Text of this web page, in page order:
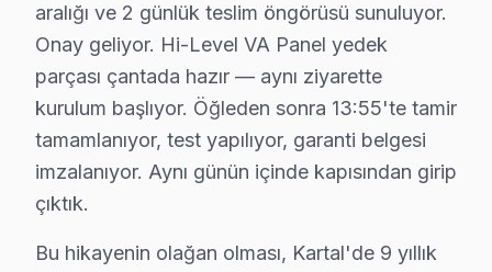
• Kartal'de Güç Sorunları: Kırmızı ışık yanıp
• Kartal'de Ses Arızaları: Hoparlör bozukluğu, ses
• Kartal'de Kart Arızaları: T-Con kartı, power
• Kartal'de Yazılım Sorunları: Uygulama açılmıyor,
• Kartal'de Bağlantı Sorunları: HDMI algılanmıyor,
Chip-level tamir kapasitemizle Kartal'deki Hi-Level
Hi-Level TV İçin Kartal'deki Hizmet
aralığı ve 2 günlük teslim öngörüsü sunuluyor.
Onay geliyor. Hi-Level VA Panel yedek
parçası çantada hazır — aynı ziyarette
kurulum başlıyor. Öğleden sonra 13:55'te tamir
tamamlanıyor, test yapılıyor, garanti belgesi
imzalanıyor. Aynı günün içinde kapısından girip
çıktık.
Bu hikayenin olağan olması, Kartal'de 9 yıllık